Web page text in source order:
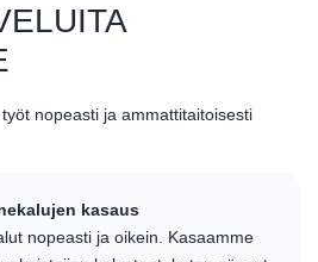
nopeasti ja ammattitaitoisesti
kasaus
nopeasti ja oikein. Kasaamme